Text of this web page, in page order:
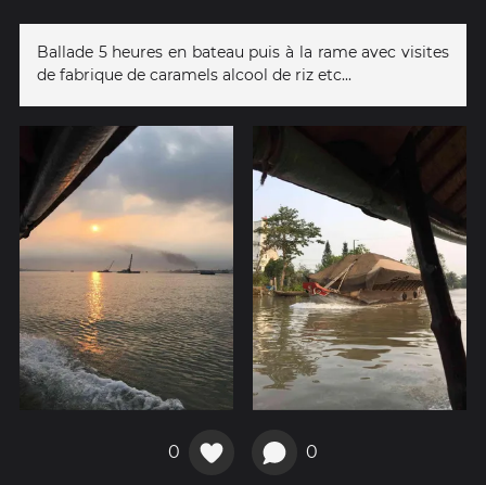
Ballade 5 heures en bateau puis à la rame avec visites
de fabrique de caramels alcool de riz etc...
0 0